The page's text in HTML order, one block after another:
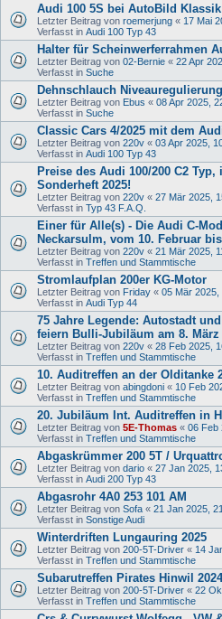
Audi 100 5S bei AutoBild Klassik
Letzter Beitrag von roemerjung « 17 Mai
Verfasst in Audi 100 Typ 43
Halter für Scheinwerferrahmen
Letzter Beitrag von 02-Bernie « 22 Apr
Verfasst in Suche
Dehnschlauch Niveauregulierung
Letzter Beitrag von Ebus « 08 Apr 2025,
Verfasst in Suche
Classic Cars 4/2025 mit dem
Letzter Beitrag von 220v « 03 Apr 2025,
Verfasst in Audi 100 Typ 43
Preise des Audi 100/200 C2
Sonderheft 2025!
Letzter Beitrag von 220v « 27 Mär 2025,
Verfasst in Typ 43 F.A.Q.
Einer für Alle(s) - Die Audi C-
Neckarsulm, vom 10. Februar
Letzter Beitrag von 220v « 21 Mär 2025,
Verfasst in Treffen und Stammtische
Stromlaufplan 200er KG-Motor
Letzter Beitrag von Friday « 05 Mär 2025,
Verfasst in Audi Typ 44
75 Jahre Legende: Autostadt
feiern Bulli-Jubiläum am 8. März
Letzter Beitrag von 220v « 28 Feb 2025,
Verfasst in Treffen und Stammtische
10. Auditreffen an der Olditanke
Letzter Beitrag von abingdoni « 10 Feb
Verfasst in Treffen und Stammtische
20. Jubiläum Int. Auditreffen in
Letzter Beitrag von 5E-Thomas « 06 Feb
Verfasst in Treffen und Stammtische
Abgaskrümmer 200 5T /
Letzter Beitrag von dario « 27 Jan 2025,
Verfasst in Audi 200 Typ 43
Abgasrohr 4A0 253 101 AM
Letzter Beitrag von Sofa « 21 Jan 2025,
Verfasst in Sonstige Audi
Winterdriften Lungauring 2025
Letzter Beitrag von 200-5T-Driver « 14
Verfasst in Treffen und Stammtische
Subarutreffen Pirates Hinwil 2024
Letzter Beitrag von 200-5T-Driver « 22
Verfasst in Treffen und Stammtische